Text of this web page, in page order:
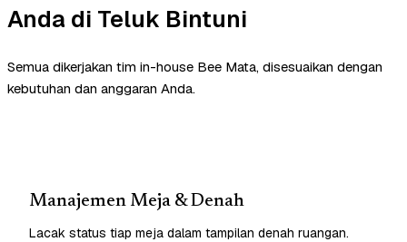
Anda di Teluk Bintuni
Semua dikerjakan tim in-house Bee Mata, disesuaikan dengan
kebutuhan dan anggaran Anda.
Manajemen Meja & Denah
Lacak status tiap meja dalam tampilan denah ruangan.